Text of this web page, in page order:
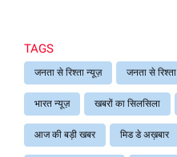
TAGS
जनता से रिश्ता न्यूज़ जनता से रिश्ता
भारत न्यूज़ खबरों का सिलसिला
आज की बड़ी खबर मिड डे अख़बार